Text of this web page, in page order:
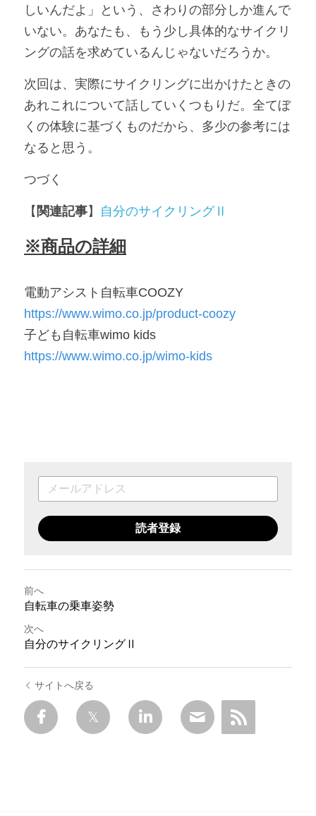
しいんだよ」という、さわりの部分しか進んで
いない。あなたも、もう少し具体的なサイクリ
ングの話を求めているんじゃないだろうか。
次回は、実際にサイクリングに出かけたときの
あれこれについて話していくつもりだ。全てぼ
くの体験に基づくものだから、多少の参考には
なると思う。
つづく
【 関連記事】 自分のサイクリングⅡ
※商品の詳細
電動アシスト自転車COOZY
https://www.wimo.co.jp/product-coozy
https://www.wimo.co.jp/wimo-kids
読者登録
前へ
自転車の乗車姿勢
次へ
自分のサイクリングⅡ
サイトへ戻る